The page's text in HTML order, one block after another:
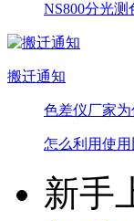
NS800分光
搬迁通知
色差仪厂家
怎么利用使
新手